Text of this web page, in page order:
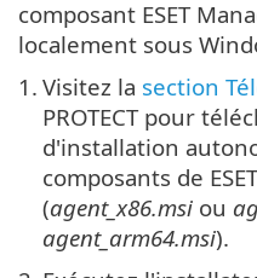
composant ESET
localement sous
1. Visitez la section
PROTECT pour
d'installation
composants de
(agent_x86.msi ou
agent_arm64.msi).